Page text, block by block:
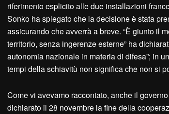
riferimento esplicito alle due installazioni
Sonko ha spiegato che la decisione è stata
assicurando che avverrà a breve. “È giunto il
territorio, senza ingerenze esterne” ha
autonomia nazionale in materia di difesa”; in
tempi della schiavitù non significa che non si
Come vi avevamo raccontato, anche il
dichiarato il 28 novembre la fine della